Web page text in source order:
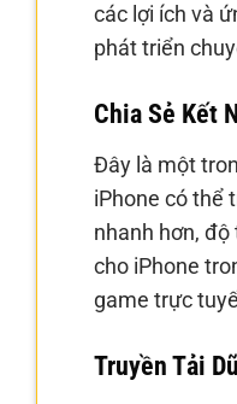
các lợi ích và
phát triển
Chia Sẻ Kết
Đây là một
iPhone có thể
nhanh hơn, độ
cho iPhone
game trực
Truyền Tải